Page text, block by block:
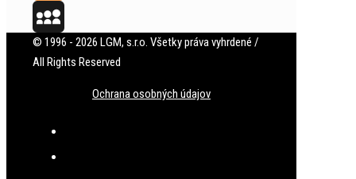
Blogger
MySpace
© 1996 - 2026 LGM, s.r.o. Všetky práva vyhrdené /
All Rights Reserved
Ochrana osobných údajov